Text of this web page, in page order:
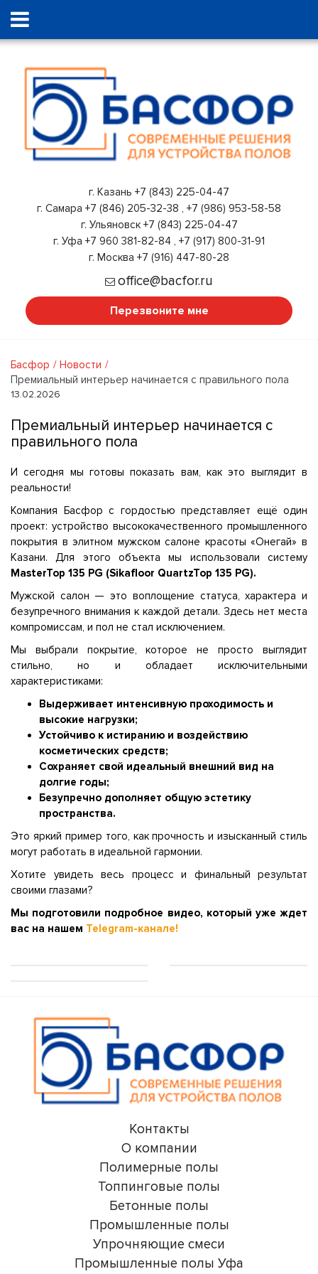
г. Казань +7 (843) 225-04-47
г. Самара +7 (846) 205-32-38 , +7 (986) 953-58-58
г. Ульяновск +7 (843) 225-04-47
г. Уфа +7 960 381-82-84 , +7 (917) 800-31-91
г. Москва +7 (916) 447-80-28
office@bacfor.ru
Перезвоните мне
Басфор
Новости
Премиальный интерьер начинается с правильного пола
13.02.2026
Премиальный интерьер начинается с
правильного пола
И сегодня мы готовы показать вам, как это выглядит в
реальности!
Компания Басфор с гордостью представляет ещё один
проект: устройство высококачественного промышленного
покрытия в элитном мужском салоне красоты «Онегай» в
Казани. Для этого объекта мы использовали систему
MasterTop 135 PG (Sikafloor QuartzTop 135 PG).
Мужской салон — это воплощение статуса, характера и
безупречного внимания к каждой детали. Здесь нет места
компромиссам, и пол не стал исключением.
Мы выбрали покрытие, которое не просто выглядит
стильно, но и обладает исключительными
характеристиками:
Выдерживает интенсивную проходимость и
высокие нагрузки;
Устойчиво к истиранию и воздействию
косметических средств;
Сохраняет свой идеальный внешний вид на
долгие годы;
Безупречно дополняет общую эстетику
пространства.
Это яркий пример того, как прочность и изысканный стиль
могут работать в идеальной гармонии.
Хотите увидеть весь процесс и финальный результат
своими глазами?
Мы подготовили подробное видео, который уже ждет
вас на нашем Telegram-канале!
Контакты
О компании
Полимерные полы
Топпинговые полы
Бетонные полы
Промышленные полы
Упрочняющие смеси
Промышленные полы Уфа